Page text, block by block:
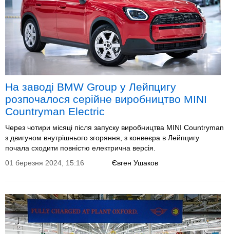
На заводі BMW Group у Лейпцигу
розпочалося серійне виробництво MINI
Countryman Electric
Через чотири місяці після запуску виробництва MINI Countryman
з двигуном внутрішнього згоряння, з конвеєра в Лейпцигу
почала сходити повністю електрична версія.
Євген Ушаков
01 березня 2024, 15:16